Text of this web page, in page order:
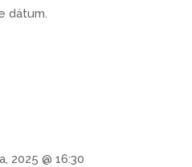
dátum.
2025 @ 16:30